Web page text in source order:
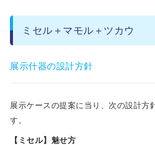
ミセル＋マモル＋ツカウ
展示什器の設計方針
展示ケースの提案に当り、次の設計方
す。
【ミセル】魅せ方